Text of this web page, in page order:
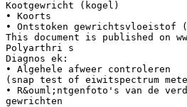
Kootgewricht (kogel)
• Koorts
• Ontstoken gewrichtsvloeistof
This document is published on
Polyarthri s
Diagnos ek:
• Algehele afweer controleren
(snap test of eiwitspectrum
• R&ouml;ntgenfoto's van de
gewrichten